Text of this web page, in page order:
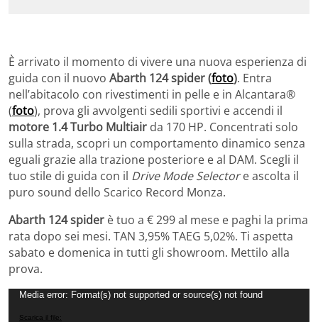
È arrivato il momento di vivere una nuova esperienza di
guida con il nuovo Abarth 124 spider (foto). Entra
nell’abitacolo con rivestimenti in pelle e in Alcantara®
(foto), prova gli avvolgenti sedili sportivi e accendi il
motore 1.4 Turbo Multiair da 170 HP. Concentrati solo
sulla strada, scopri un comportamento dinamico senza
eguali grazie alla trazione posteriore e al DAM. Scegli il
tuo stile di guida con il Drive Mode Selectore ascolta il
puro sound dello Scarico Record Monza.
Abarth 124 spider è tuo a € 299 al mese e paghi la prima
rata dopo sei mesi. TAN 3,95% TAEG 5,02%. Ti aspetta
sabato e domenica in tutti gli showroom. Mettilo alla
prova.
Video
Player
Media error: Format(s) not supported or source(s) not found
Scarica il file: